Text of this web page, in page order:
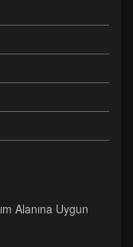
Alanına Uygun